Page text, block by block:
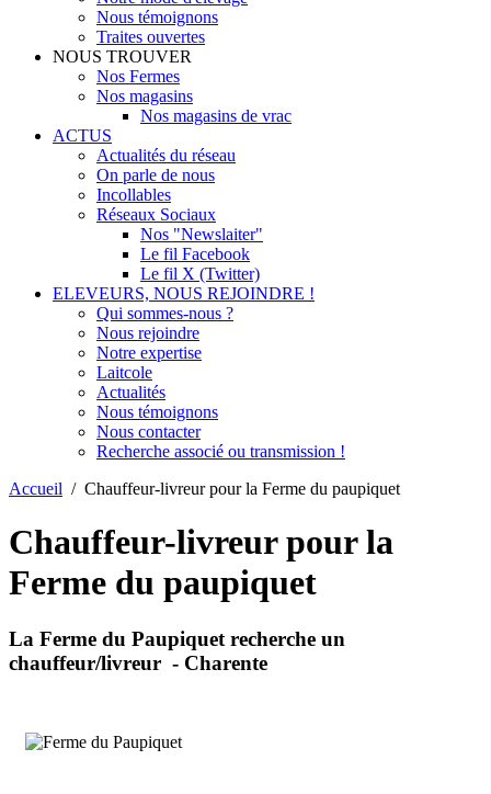
Nous témoignons
Traites ouvertes
NOUS TROUVER
Nos Fermes
Nos magasins
Nos magasins de vrac
ACTUS
Actualités du réseau
On parle de nous
Incollables
Réseaux Sociaux
Nos "Newslaiter"
Le fil Facebook
Le fil X (Twitter)
ELEVEURS, NOUS REJOINDRE !
Qui sommes-nous ?
Nous rejoindre
Notre expertise
Laitcole
Actualités
Nous témoignons
Nous contacter
Recherche associé ou transmission !
Accueil / Chauffeur-livreur pour la Ferme du paupiquet
Chauffeur-livreur pour la
Ferme du paupiquet
La Ferme du Paupiquet recherche un
chauffeur/livreur - Charente